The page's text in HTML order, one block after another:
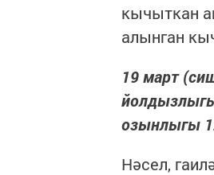
кычыткан
алынган
19 март
озынлыгы
Нәсел,